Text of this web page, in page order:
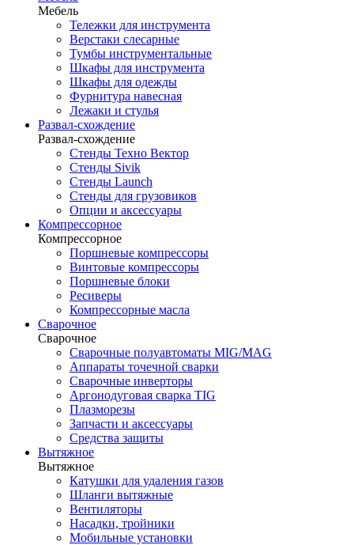
Мебель
Тележки для инструмента
Верстаки слесарные
Тумбы инструментальные
Шкафы для инструмента
Шкафы для одежды
Фурнитура навесная
Лежаки и стулья
Развал-схождение
Развал-схождение
Стенды Техно Вектор
Стенды Sivik
Стенды Launch
Стенды для грузовиков
Опции и аксессуары
Компрессорное
Компрессорное
Поршневые компрессоры
Винтовые компрессоры
Поршневые блоки
Ресиверы
Компрессорные масла
Сварочное
Сварочное
Сварочные полуавтоматы MIG/MAG
Аппараты точечной сварки
Сварочные инверторы
Аргонодуговая сварка TIG
Плазморезы
Запчасти и аксессуары
Средства защиты
Вытяжное
Вытяжное
Катушки для удаления газов
Шланги вытяжные
Вентиляторы
Насадки, тройники
Мобильные установки